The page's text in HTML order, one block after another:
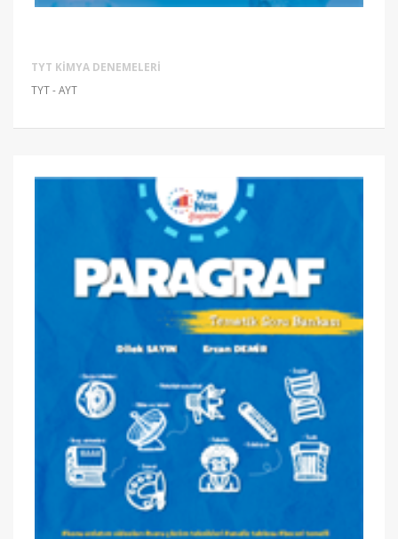
TYT KIMYA DENEMELERI
TYT - AYT